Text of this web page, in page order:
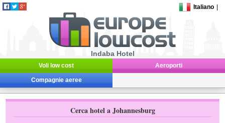
Italiano
Indaba Hotel
Voli low cost Aeroporti
Compagnie aeree
Cerca hotel a Johannesburg